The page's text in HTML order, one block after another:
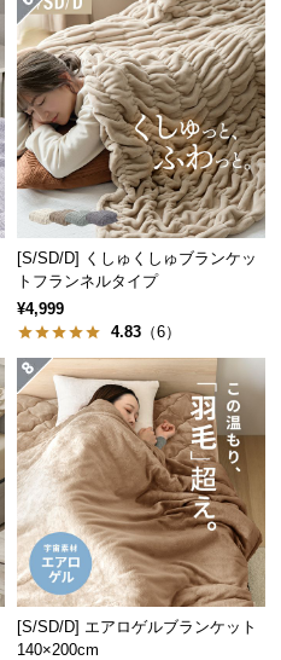
[S/SD/D] くしゅくしゅブランケッ
トフランネルタイプ
¥4,999
4.83 （6）
[S/SD/D] エアロゲルブランケット
140×200cm